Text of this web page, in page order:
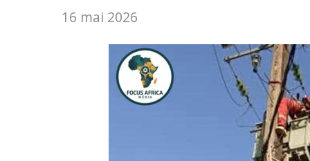
16 mai 2026